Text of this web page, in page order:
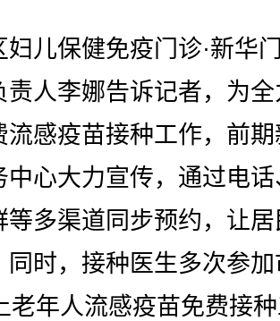
保健免疫门诊·新华
责人李娜告诉记者，为
流感疫苗接种工作，前
中心大力宣传，通过电
等多渠道同步预约，让
同时，接种医生多次参
老年人流感疫苗免费接